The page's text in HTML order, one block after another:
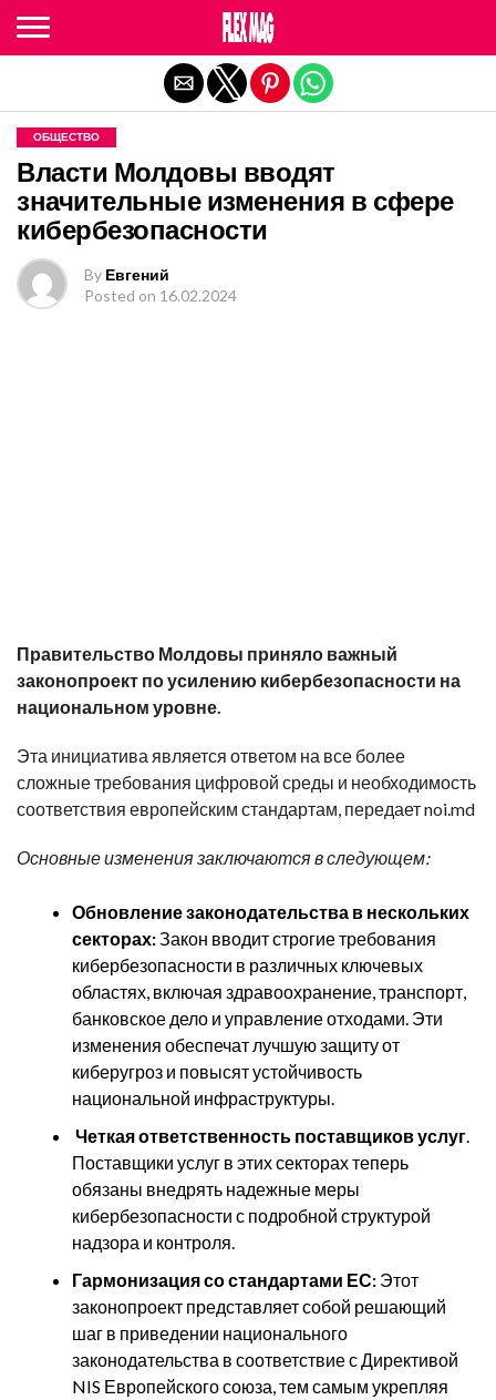
ОБЩЕСТВО
Власти Молдовы вводят
значительные изменения в сфере
кибербезопасности
By Евгений
Posted on 16.02.2024
Правительство Молдовы приняло важный
законопроект по усилению кибербезопасности на
национальном уровне.
Эта инициатива является ответом на все более
сложные требования цифровой среды и необходимость
соответствия европейским стандартам, передает noi.md
Основные изменения заключаются в следующем:
Обновление законодательства в нескольких
секторах: Закон вводит строгие требования
кибербезопасности в различных ключевых
областях, включая здравоохранение, транспорт,
банковское дело и управление отходами. Эти
изменения обеспечат лучшую защиту от
киберугроз и повысят устойчивость
национальной инфраструктуры.
Четкая ответственность поставщиков услуг
Поставщики услуг в этих секторах теперь
обязаны внедрять надежные меры
кибербезопасности с подробной структурой
надзора и контроля.
Гармонизация со стандартами ЕС: Этот
законопроект представляет собой решающий
шаг в приведении национального
законодательства в соответствие с Директивой
NIS Европейского союза, тем самым укрепляя
Exit mobile version